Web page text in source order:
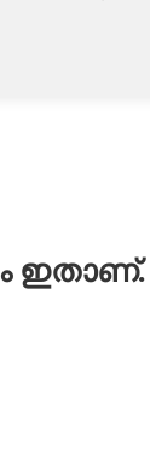
ഇതാണ്.